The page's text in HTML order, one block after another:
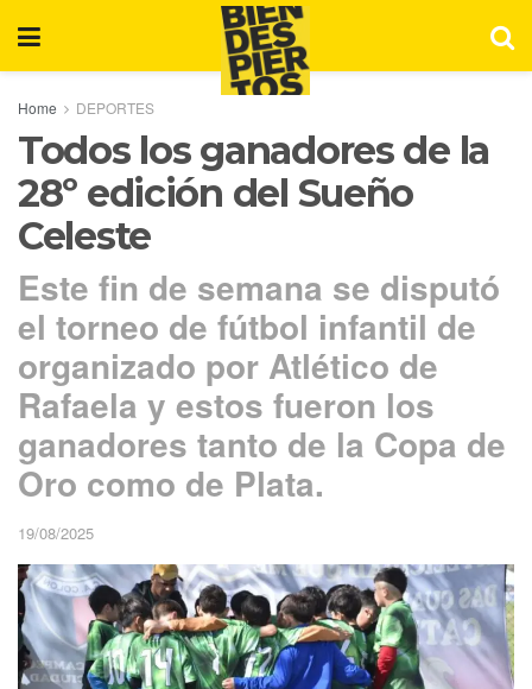
Home DEPORTES
Todos los ganadores de la
28º edición del Sueño
Celeste
Este fin de semana se disputó
el torneo de fútbol infantil de
organizado por Atlético de
Rafaela y estos fueron los
ganadores tanto de la Copa de
Oro como de Plata.
19/08/2025